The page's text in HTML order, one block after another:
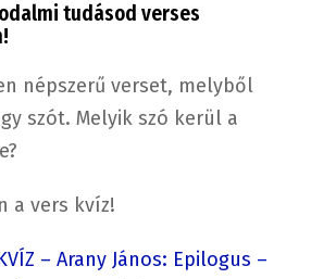
tudásod verses
népszerű verset, melyből
szót. Melyik szó kerül a
a vers kvíz!
– Arany János: Epilogus –